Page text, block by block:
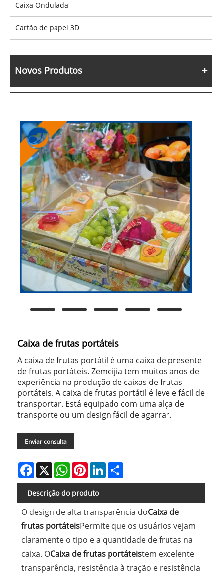
Caixa Ondulada
Cartão de papel 3D
Novos Produtos
Caixa de frutas portáteis
A caixa de frutas portátil é uma caixa de presente
de frutas portáteis. Zemeijia tem muitos anos de
experiência na produção de caixas de frutas
portáteis. A caixa de frutas portátil é leve e fácil de
transportar. Está equipado com uma alça de
transporte ou um design fácil de agarrar.
Enviar consulta
Facebook
X WhatsAppPinterestLinkedIn
Descrição do produto
O design de alta transparência doCaixa de
frutas portáteisPermite que os usuários vejam
claramente o tipo e a quantidade de frutas na
caixa. OCaixa de frutas portáteistem excelente
transparência, resistência à tração e resistência